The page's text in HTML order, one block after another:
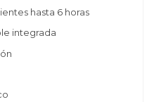
hasta 6 horas
integrada